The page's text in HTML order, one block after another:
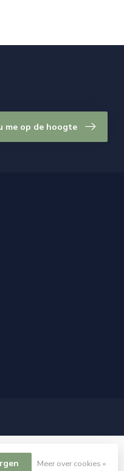
me op de hoogte
Meer over cookies »